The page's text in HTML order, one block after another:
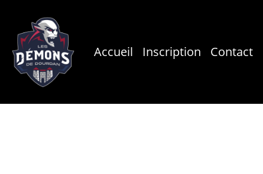
main
content
Accueil Inscription Contact